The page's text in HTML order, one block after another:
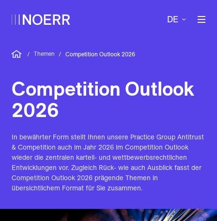
DE
/ Themen / Competition Outlook 2026
Competition Outlook
2026
In bewährter Form stellt Ihnen unsere Practice Group Antitrust
& Competition auch im Jahr 2026 im Competition Outlook
wieder die zentralen kartell- und wettbewerbsrechtlichen
Entwicklungen vor. Zugleich Rück- wie auch Ausblick fasst der
Competition Outlook 2026 prägende Themen in
übersichtlichem Format für Sie zusammen.